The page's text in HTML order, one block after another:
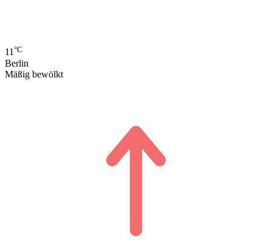
11°C
Berlin
Mäßig bewölkt